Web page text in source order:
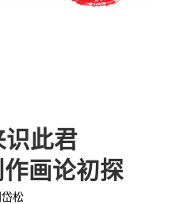
识此君
画论初探
岱松